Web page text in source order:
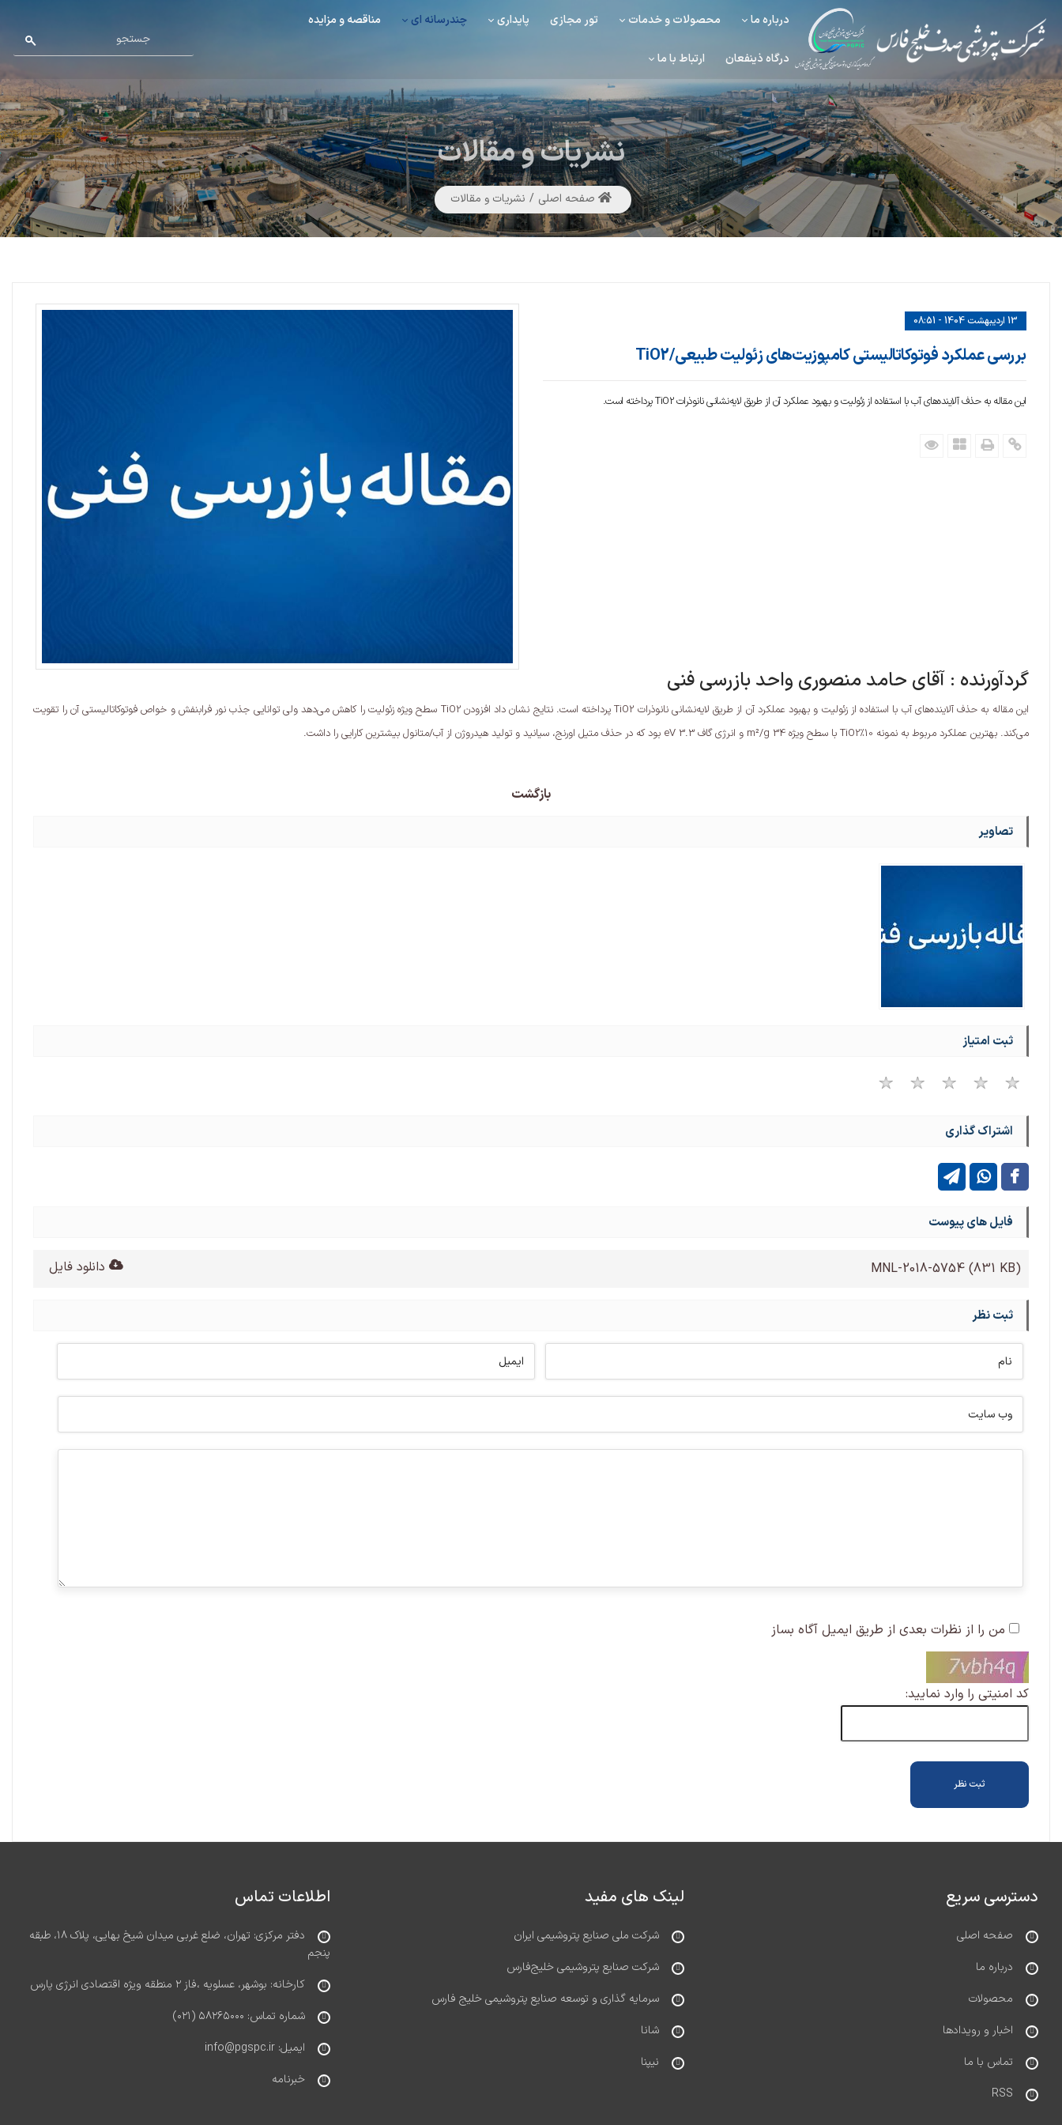
درباره ما محصولات و خدمات تور مجازی پایداری چندرسانه ای مناقصه و مزایده
درگاه ذینفعان ارتباط با ما
نشریاتو مقالات
صفحه اصلی نشریات و مقالات
13 اردیبهشت 1404 - 08:51
بررسی عملکرد فوتوکاتالیستی کامپوزیت‌های زئولیت طبیعی/TiO2
این مقاله به حذف آلاینده‌های آب با استفاده از زئولیت و بهبود عملکرد آن از طریق لایه‌نشانی نانوذرات TiO2 پرداخته است.
گردآورنده : آقای حامد منصوری واحد بازرسی فنی
این مقاله به حذف آلاینده‌های آب با استفاده از زئولیت و بهبود عملکرد آن از طریق لایه‌نشانی نانوذرات TiO2 پرداخته است. نتایج نشان داد افزودن TiO2 سطح ویژه زئولیت را کاهش می‌دهد ولی توانایی جذب نور فرابنفش و خواص فوتوکاتالیستی آن را تقویت
می‌کند. بهترین عملکرد مربوط به نمونه 10%TiO2 با سطح ویژه 34 m²/g و انرژی گاف 3.3 eV بود که در حذف متیل اورنج، سیانید و تولید هیدروژن از آب/متانول بیشترین کارایی را داشت.
بازگشت
تصاویر
ثبت امتیاز
اشتراک گذاری
فایل های پیوست
MNL-2018-5754 (831 KB) دانلود فایل
ثبت نظر
من را از نظرات بعدی از طریق ایمیل آگاه بساز
کد امنیتی را وارد نمایید:
دسترسی سریع
صفحه اصلی
درباره ما
محصولات
اخبار و رویدادها
تماس با ما
RSS
لینک های مفید
شرکت ملی صنایع پتروشیمی ایران
شرکت صنایع پتروشیمی خلیج‌فارس
سرمایه گذاری و توسعه صنایع پتروشیمی خلیج فارس
شانا
نیپنا
اطلاعات تماس
دفتر مرکزی: تهران، ضلع غربی میدان شیخ بهایی، پلاک ۱۸، طبقه
پنجم
کارخانه: بوشهر، عسلویه ،فاز ۲ منطقه ویژه اقتصادی انرژی پارس
شماره تماس: ۵۸۲۶۵۰۰۰ (۰۲۱)
ایمیل: info@pgspc.ir
خبرنامه